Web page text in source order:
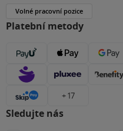
Volné pracovní pozice
Platební metody
+ 17
Sledujte nás